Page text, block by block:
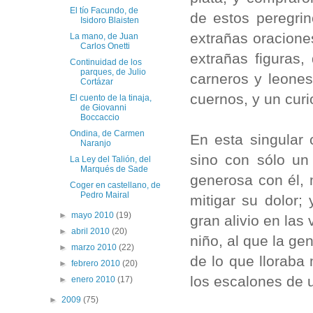
de estos
extrañas
extrañas
carneros y
cuernos, y un
En esta singular
sino con sólo
generosa con él,
mitigar su dolor;
gran alivio en las
niño, al que la
de lo que lloraba
los escalones de
El tío Facundo, de
Isidoro Blaisten
La mano, de Juan
Carlos Onetti
Continuidad de los
parques, de Julio
Cortázar
El cuento de la tinaja,
de Giovanni
Boccaccio
Ondina, de Carmen
Naranjo
La Ley del Talión, del
Marqués de Sade
Coger en castellano, de
Pedro Mairal
►mayo 2010(19)
►abril 2010(20)
►marzo 2010(22)
►febrero 2010(20)
►enero 2010(17)
► 2009 (75)